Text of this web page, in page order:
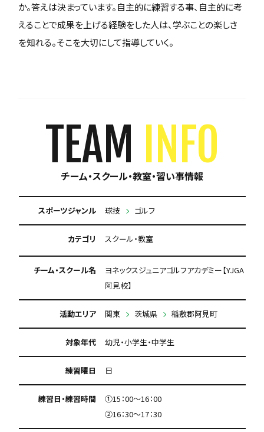
か。答えは決まっています。自主的に練習する事、自主的に考
えることで成果を上げる経験をした人は、学ぶことの楽しさ
を知れる。そこを大切にして指導していく。
TEAM INFO
チーム・スクール・教室・習い事情報
スポーツジャンル 球技 ゴルフ
カテゴリ スクール・教室
チーム・スクール名
ヨネックスジュニアゴルフアカデミー【YJGA
阿見校】
活動エリア 関東 茨城県 稲敷郡阿見町
対象年代 幼児・小学生・中学生
練習曜日 日
練習日・練習時間
①15：00～16：00
②16：30～17：30